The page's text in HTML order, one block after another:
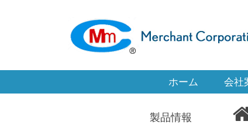
ホーム 会社
製品情報